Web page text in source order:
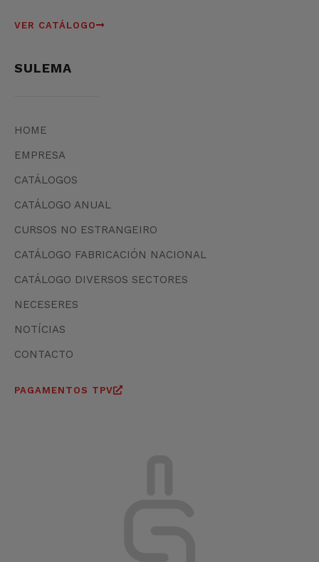
VER CATÁLOGO
SULEMA
HOME
EMPRESA
CATÁLOGOS
CATÁLOGO ANUAL
CURSOS NO ESTRANGEIRO
CATÁLOGO FABRICACIÓN NACIONAL
CATÁLOGO DIVERSOS SECTORES
NECESERES
NOTÍCIAS
CONTACTO
PAGAMENTOS TPV